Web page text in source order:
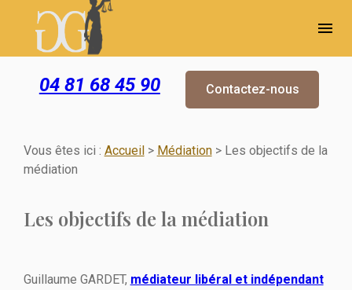
menu
04 81 68 45 90 Contactez-nous
Vous êtes ici : Accueil> Médiation> Les objectifs de la
médiation
Les objectifs de la médiation
Guillaume GARDET, médiateur libéral et indépendant
Panneau de gestion des cookies